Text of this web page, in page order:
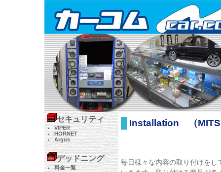
Installation （
毎日様々な内容の取り付けを
セキュリティ
VIPER
HORNET
Argus
デッドニング
料金一覧